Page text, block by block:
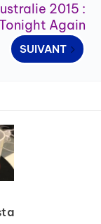
2015 :
Again
SUIVANT